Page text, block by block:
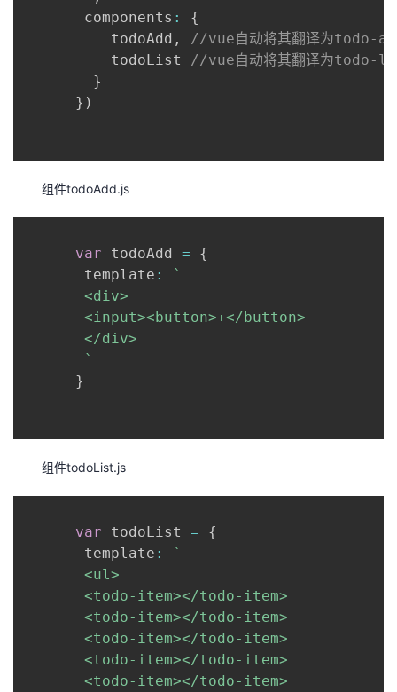
       components
:
{
          todoAdd
,
//vue自动将其翻译为todo-
          todoList
//vue自动将其翻译为todo-
}
} )
组件todoAdd.js
var todoAdd =
{
       template
:
`
       <div>
       <input><button>+</button>
       </div>
`
}
组件todoList.js
var todoList =
{
       template
:
`
       <ul>
       <todo-item></todo-item>
       <todo-item></todo-item>
       <todo-item></todo-item>
       <todo-item></todo-item>
       <todo-item></todo-item>